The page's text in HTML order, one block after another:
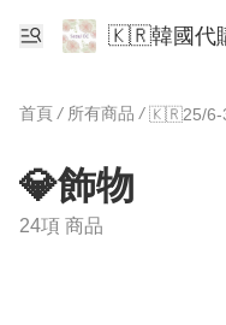
🇰🇷韓國代
首頁 / 所有商品 /
💎飾物
24項 商品